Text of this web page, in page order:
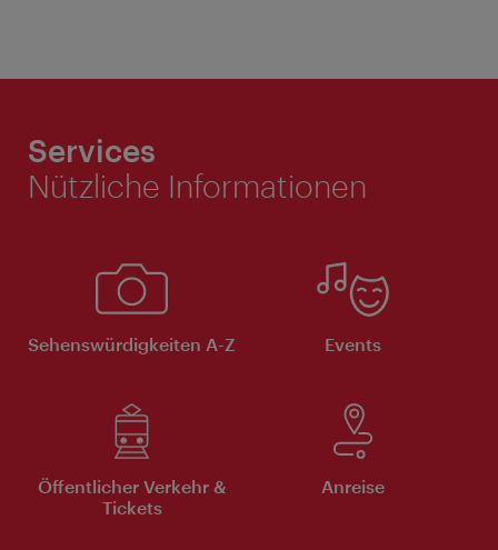
Services
Nützliche Informationen
Sehenswürdigkeiten A-Z Events
Öffentlicher Verkehr &
Tickets
Anreise